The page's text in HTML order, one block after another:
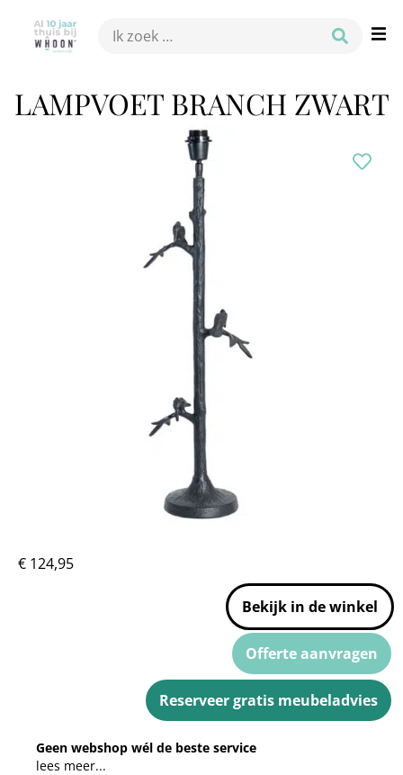
LAMPVOET BRANCH ZWART
€ 124,95
Bekijk in de winkel
Offerte aanvragen
Reserveer gratis meubeladvies
Geen webshop wél de beste service
lees meer...